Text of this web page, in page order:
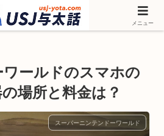
ンテンドーワールド アトラクションなどユニ
て情報収集しています
ールドのスマホの
場所と料金は？
スーパーニンテンドーワールド
メニュー